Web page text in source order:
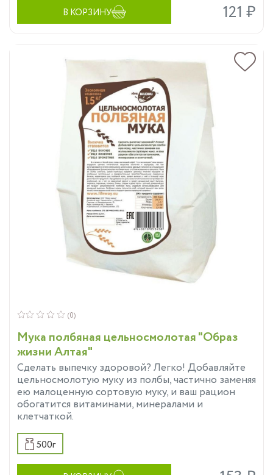
В КОРЗИНУ 121 ₽
Мука полбяная цельносмолотая "Образ
жизни Алтая"
Сделать выпечку здоровой? Легко! Добавляйте
цельносмолотую муку из полбы, частично заменяя
ею малоценную сортовую муку, и ваш рацион
обогатится витаминами, минералами и
клетчаткой.
(0)
500г